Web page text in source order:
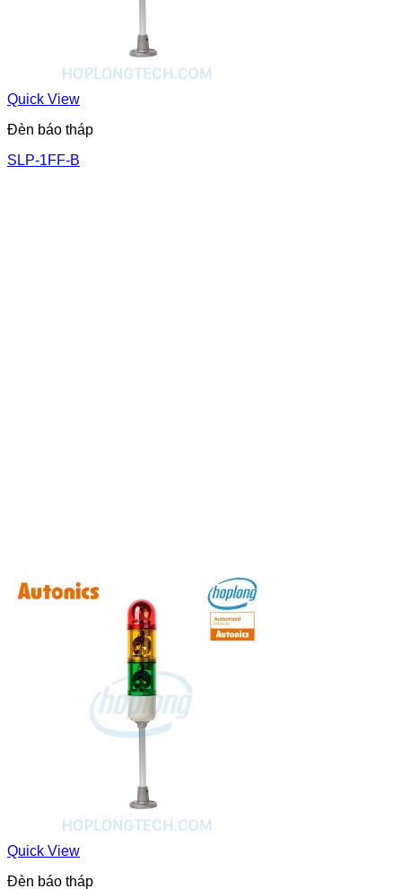
Quick View
Đèn báo tháp
SLP-1FF-B
Quick View
Đèn báo tháp